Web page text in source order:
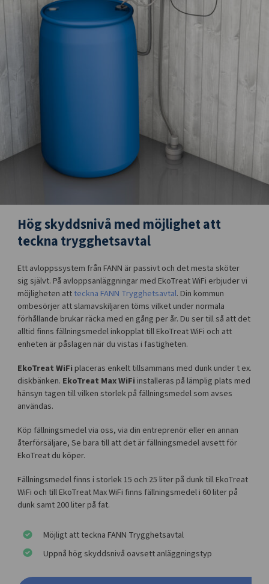
Hög skyddsnivå med möjlighet att
teckna trygghetsavtal
Ett avloppssystem från FANN är passivt och det mesta sköter
sig självt. På avloppsanläggningar med EkoTreat WiFi erbjuder vi
möjligheten attteckna FANN Trygghetsavtal. Din kommun
ombesörjer att slamavskiljaren töms vilket under normala
förhållande brukar räcka med en gång per år. Du ser till så att det
alltid finns fällningsmedel inkopplat till EkoTreat WiFi och att
enheten är påslagen när du vistas i fastigheten.
EkoTreat WiFi placeras enkelt tillsammans med dunk under t ex.
diskbänken. EkoTreat Max WiFi installeras på lämplig plats med
hänsyn tagen till vilken storlek på fällningsmedel som avses
användas.
Köp fällningsmedel via oss, via din entreprenör eller en annan
återförsäljare, Se bara till att det är fällningsmedel avsett för
EkoTreat du köper.
Fällningsmedel finns i storlek 15 och 25 liter på dunk till EkoTreat
WiFi och till EkoTreat Max WiFi finns fällningsmedel i 60 liter på
dunk samt 200 liter på fat.
Möjligt att teckna FANN Trygghetsavtal
Uppnå hög skyddsnivå oavsett anläggningstyp